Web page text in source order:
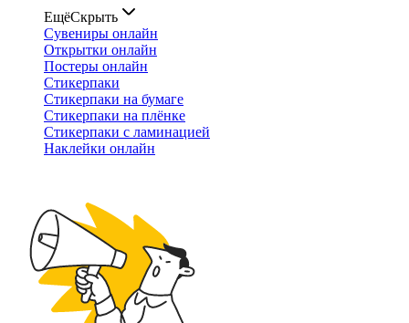
ЕщёСкрыть
Сувениры онлайн
Открытки онлайн
Постеры онлайн
Стикерпаки
Стикерпаки на бумаге
Стикерпаки на плёнке
Стикерпаки с ламинацией
Наклейки онлайн